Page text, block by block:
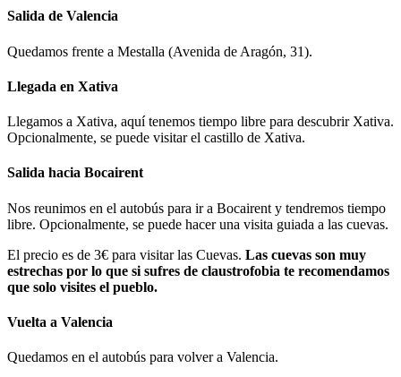
Salida de Valencia
Quedamos frente a Mestalla (Avenida de Aragón, 31).
Llegada en Xativa
Llegamos a Xativa, aquí tenemos tiempo libre para descubrir Xativa.
Opcionalmente, se puede visitar el castillo de Xativa.
Salida hacia Bocairent
Nos reunimos en el autobús para ir a Bocairent y tendremos tiempo
libre. Opcionalmente, se puede hacer una visita guiada a las cuevas.
El precio es de 3€ para visitar las Cuevas. Las cuevas son muy
estrechas por lo que si sufres de claustrofobia te recomendamos
que solo visites el pueblo.
Vuelta a Valencia
Quedamos en el autobús para volver a Valencia.